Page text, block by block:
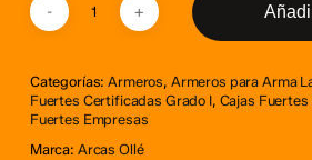
Categorías:Armeros, Armeros para Arma
Fuertes Certificadas Grado I, Cajas
Fuertes Empresas
Marca: Arcas Ollé